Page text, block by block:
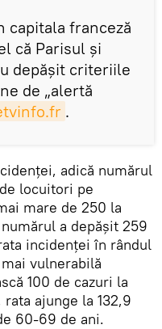
capitala franceză
că Parisul și
depăşit criteriile
de „alertă
.
adică numărul
locuitori pe
mare de 250 la
a depăşit 259
incidenței în rândul
vulnerabilă
100 de cazuri la
ajunge la 132,9
60-69 de ani.